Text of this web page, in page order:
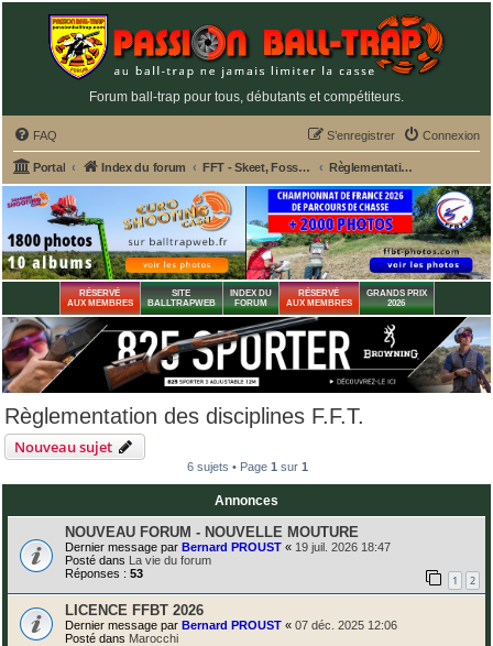
Forum ball-trap pour tous, débutants et compétiteurs.
FAQ Connexion
S’enregistrer
Portal Index du forum FFT - Skeet, Fosse Olympique, Double Trap Règlementation des disciplines F.F.T.
RÉSERVÉ
AUX MEMBRES
SITE
BALLTRAPWEB
INDEX DU
FORUM
RÉSERVÉ
AUX MEMBRES
GRANDS PRIX
2026
Règlementation des disciplines F.F.T.
Nouveau sujet
6 sujets • Page 1 sur 1
Annonces
NOUVEAU FORUM - NOUVELLE MOUTURE
Dernier message par Bernard PROUST « 19 juil. 2026 18:47
Posté dans La vie du forum
Réponses : 53 1 2
LICENCE FFBT 2026
Dernier message par Bernard PROUST « 07 déc. 2025 12:06
Posté dans Marocchi